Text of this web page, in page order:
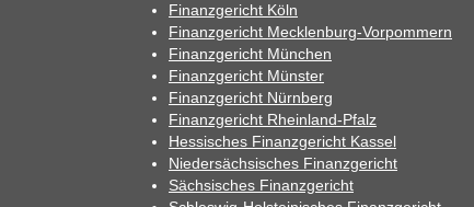
Finanzgericht Köln
Finanzgericht Mecklenburg-Vorpommern
Finanzgericht München
Finanzgericht Münster
Finanzgericht Nürnberg
Finanzgericht Rheinland-Pfalz
Hessisches Finanzgericht Kassel
Niedersächsisches Finanzgericht
Sächsisches Finanzgericht